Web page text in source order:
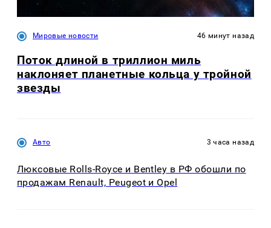
Мировые новости 46 минут назад
Поток длиной в триллион миль
наклоняет планетные кольца у тройной
звезды
Авто 3 часа назад
Люксовые Rolls-Royce и Bentley в РФ обошли по
продажам Renault, Peugeot и Opel